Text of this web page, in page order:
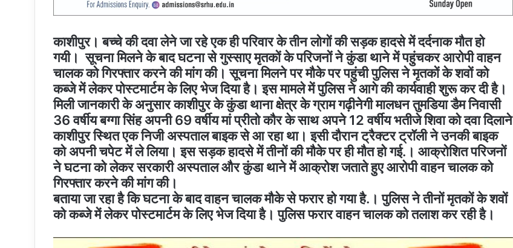
काशीपुर। बच्चे की दवा लेने जा रहे एक ही परिवार के तीन लोगों की सड़क हादसे में दर्दनाक मौत हो
गयी। सूचना मिलने के बाद घटना से गुस्साए मृतकों के परिजनों ने कुंडा थाने में पहुंचकर आरोपी वाहन
चालक को गिरफ्तार करने की मांग की। सूचना मिलने पर मौके पर पहुंची पुलिस ने मृतकों के शवों को
कब्जे में लेकर पोस्टमार्टम के लिए भेज दिया है। इस मामले में पुलिस ने आगे की कार्यवाही शुरू कर दी है।
मिली जानकारी के अनुसार काशीपुर के कुंडा थाना क्षेत्र के ग्राम गढ़ीनेगी मालधन तुमडिया डैम निवासी
36 वर्षीय बग्गा सिंह अपनी 69 वर्षीय मां प्रीतो कौर के साथ अपने 12 वर्षीय भतीजे शिवा को दवा दिलाने
काशीपुर स्थित एक निजी अस्पताल बाइक से आ रहा था। इसी दौरान ट्रैक्टर ट्रॉली ने उनकी बाइक
को अपनी चपेट में ले लिया। इस सड़क हादसे में तीनों की मौके पर ही मौत हो गई.। आक्रोशित परिजनों
ने घटना को लेकर सरकारी अस्पताल और कुंडा थाने में आक्रोश जताते हुए आरोपी वाहन चालक को
गिरफ्तार करने की मांग की।
बताया जा रहा है कि घटना के बाद वाहन चालक मौके से फरार हो गया है.। पुलिस ने तीनों मृतकों के शवों
को कब्जे में लेकर पोस्टमार्टम के लिए भेज दिया है। पुलिस फरार वाहन चालक को तलाश कर रही है।